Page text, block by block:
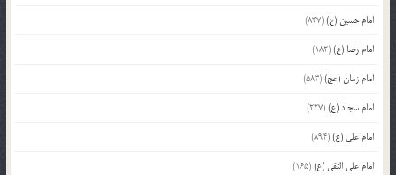
امام حسین (ع)(847)
امام رضا (ع)(182)
امام زمان (عج)(583)
امام سجاد (ع)(227)
امام علی (ع)(894)
امام علی النقی (ع)(165)